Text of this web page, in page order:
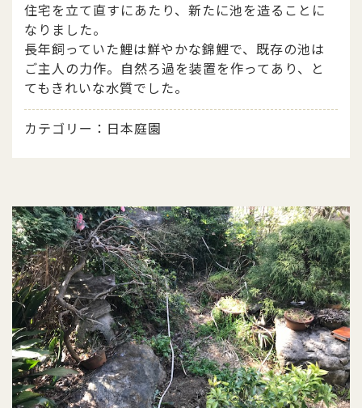
住宅を立て直すにあたり、新たに池を造ることに
なりました。
長年飼っていた鯉は鮮やかな錦鯉で、既存の池は
ご主人の力作。自然ろ過を装置を作ってあり、と
てもきれいな水質でした。
カテゴリー：日本庭園